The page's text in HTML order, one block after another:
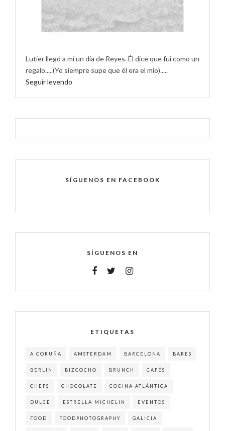
Lutier llegó a mí un día de Reyes. Él dice que fui como un
regalo.....(Yo siempre supe que él era el mío).....
Seguir leyendo
SÍGUENOS EN FACEBOOK
SÍGUENOS EN
ETIQUETAS
A CORUÑA AMSTERDAM BARCELONA BARES
BERLIN BIZCOCHO BRUNCH CAFÉS
CHEFS CHOCOLATE COCINA ATLÁNTICA
DULCE ESTRELLA MICHELIN EVENTOS
FOOD FOODPHOTOGRAPHY GALICIA